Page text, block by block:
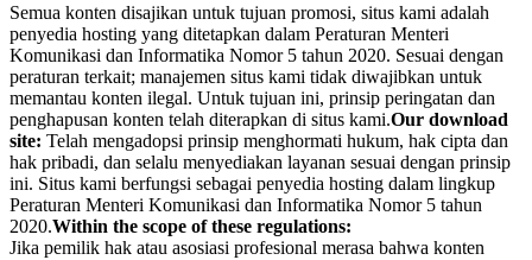
Semua konten disajikan untuk tujuan promosi, situs kami adalah
penyedia hosting yang ditetapkan dalam Peraturan Menteri
Komunikasi dan Informatika Nomor 5 tahun 2020. Sesuai dengan
peraturan terkait; manajemen situs kami tidak diwajibkan untuk
memantau konten ilegal. Untuk tujuan ini, prinsip peringatan dan
penghapusan konten telah diterapkan di situs kami.Our download
site: Telah mengadopsi prinsip menghormati hukum, hak cipta dan
hak pribadi, dan selalu menyediakan layanan sesuai dengan prinsip
ini. Situs kami berfungsi sebagai penyedia hosting dalam lingkup
Peraturan Menteri Komunikasi dan Informatika Nomor 5 tahun
2020.Within the scope of these regulations:
Jika pemilik hak atau asosiasi profesional merasa bahwa konten